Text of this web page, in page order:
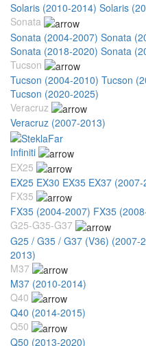
Solaris (2010-2014) Solaris
Sonata
Sonata (2004-2007) Sonata
Sonata (2018-2020) Sonata
Tucson
Tucson (2004-2010) Tucson
Tucson (2020-2025)
Veracruz
Veracruz (2007-2013)
Infiniti
EX25
EX25 EX30 EX35 EX37
FX35
FX35 (2004-2007) FX35
G25-G35-G37
G25 / G35 / G37 (V36) (2007-
2013)
M37
M37 (2010-2014)
Q40
Q40 (2014-2015)
Q50
Q50 (2013-2020)